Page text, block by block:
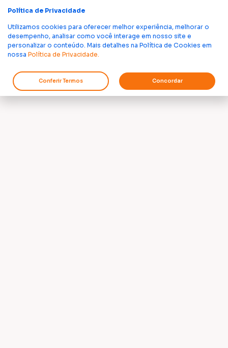
Política de Privacidade
Utilizamos cookies para oferecer melhor experiência, melhorar o
desempenho, analisar como você interage em nosso site e
personalizar o conteúdo. Mais detalhes na Política de Cookies em
nossa Política de Privacidade.
Conferir Termos Concordar